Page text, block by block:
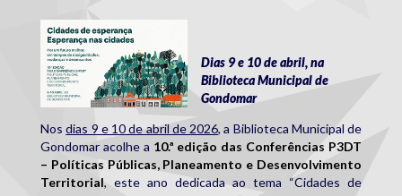
p3dt_gondomar.png
Dias 9 e 10 de abril, na
Biblioteca Municipal de
Gondomar
Nosdias 9 e 10 de abril de 2026, a Biblioteca Municipal de
Gondomar acolhe a 10.ª edição das Conferências P3DT
– Políticas Públicas, Planeamento e Desenvolvimento
Territorial, este ano dedicada ao tema “Cidades de